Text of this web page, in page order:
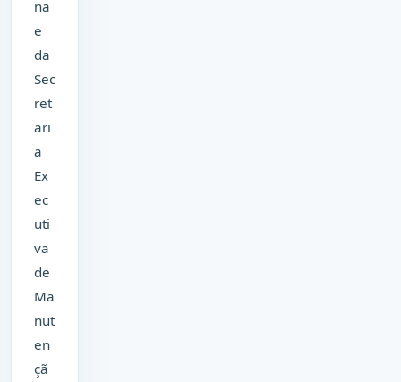
na
e
da
Sec
ret
ari
a
Ex
ec
uti
va
de
Ma
nut
en
çã